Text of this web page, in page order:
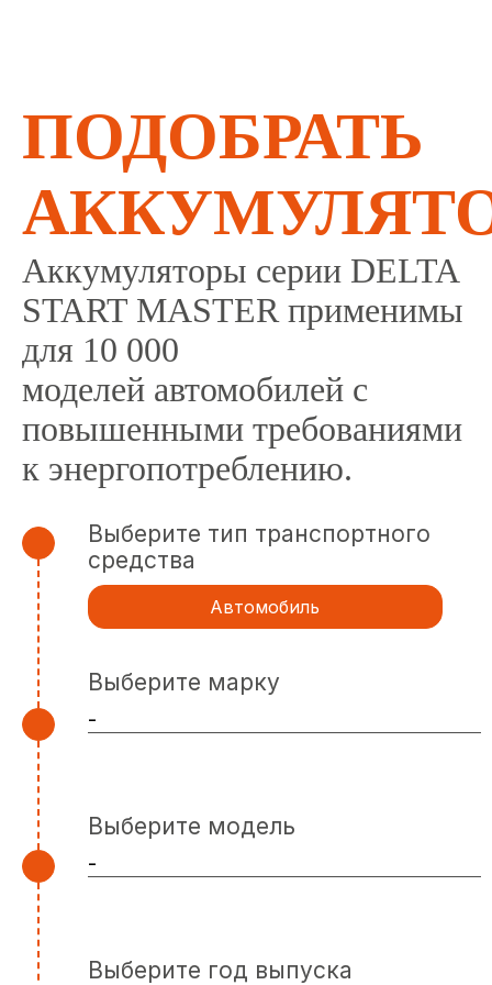
ПОДОБРАТЬ
Аккумуляторы серии DELTA
START MASTER применимы
для 10 000
моделей автомобилей с
повышенными требованиями
к энергопотреблению.
Выберите тип транспортного
средства
Автомобиль
Выберите марку
Выберите модель
Выберите год выпуска